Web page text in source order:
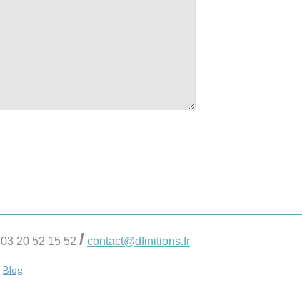
03 20 52 15 52 / contact@dfinitions.fr
Blog